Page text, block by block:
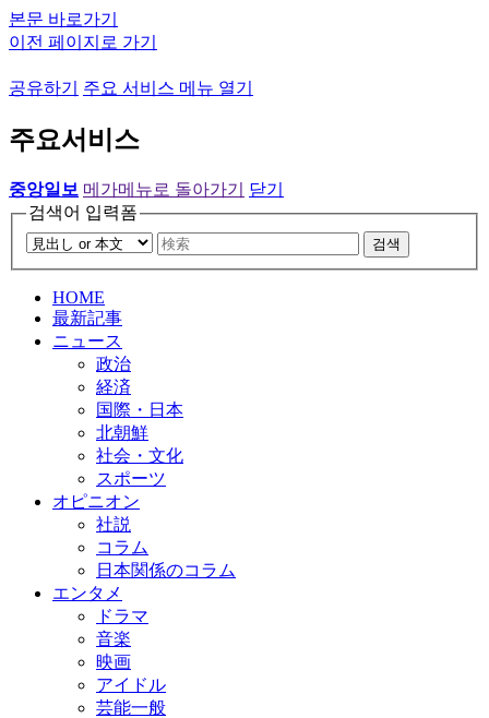
본문 바로가기
이전 페이지로 가기
공유하기 주요 서비스 메뉴 열기
주요서비스
중앙일보 메가메뉴로 돌아가기
닫기
검색어 입력폼
검색
HOME
最新記事
ニュース
政治
経済
国際・日本
北朝鮮
社会・文化
スポーツ
オピニオン
社説
コラム
日本関係のコラム
エンタメ
ドラマ
音楽
映画
アイドル
芸能一般